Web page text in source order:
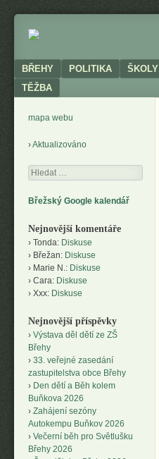
BŘEHY
Neoficiální
obce
Menu
SKIP TO CONTENT
BŘEHY POLITIKA ŠKOLY
TĚŽBA
mapa webu
Aktualizováno
Hledání
Břežský Google kalendář
Nejnovější komentáře
Tonda: Diskuse
Břežan: Diskuse
Marie N.: Diskuse
Cara: Diskuse
Xxx: Diskuse
Nejnovější příspěvky
Výstava děl dětí ze ZŠ
Břehy
33. veřejné zasedání
zastupitelstva obce Břehy
Den dětí a Běh kolem
Buňkova 2026
Zahájení sezóny
Autokempu Buňkov 2026
Večerní běh pro Světlušku
Břehy 2026